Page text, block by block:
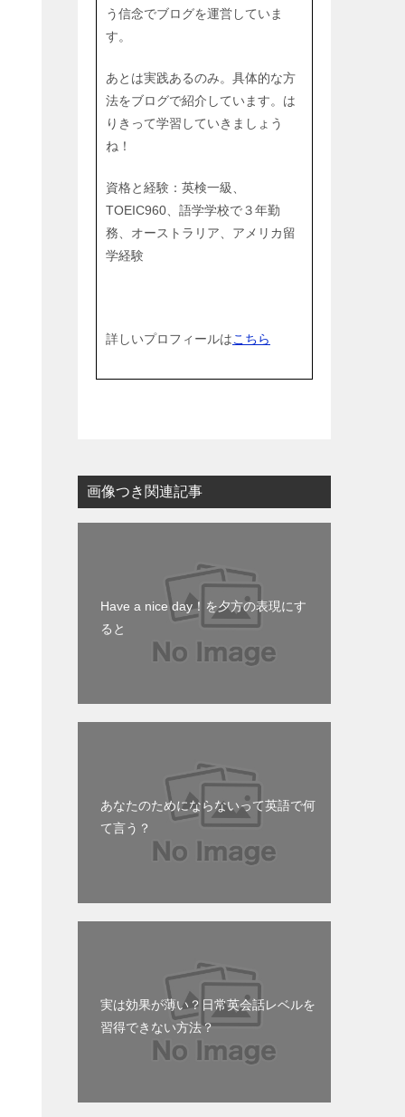
う信念でブログを運営していま
す。
あとは実践あるのみ。具体的な方
法をブログで紹介しています。は
りきって学習していきましょう
ね！
資格と経験：英検一級、
TOEIC960、語学学校で３年勤
務、オーストラリア、アメリカ留
学経験
詳しいプロフィールはこちら
画像つき関連記事
Have a nice day！を夕方の表現にす
ると
あなたのためにならないって英語で何
て言う？
実は効果が薄い？日常英会話レベルを
習得できない方法？